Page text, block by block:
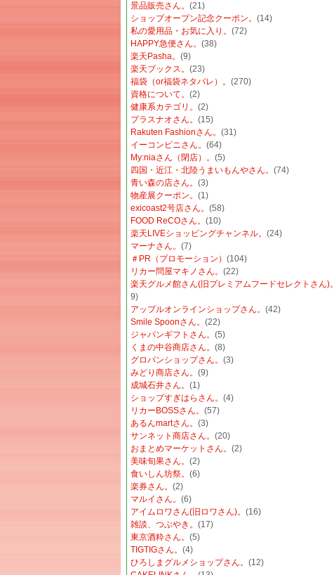
景品販売さん。 (21)
ショップオープン記念クーポン。 (14)
私の愛用品・お気に入り。 (72)
HAPPY急便さん。 (38)
楽天Pasha。 (9)
楽天ブックス。 (23)
福袋（or福袋ネタバレ）。 (270)
資格について。 (2)
健康系カテゴリ。 (2)
プラスナオさん。 (15)
Rakuten Fashionさん。 (31)
イーコンビニさん。 (64)
My:niaさん（閉店）。 (5)
四国・近江・北陸うまいもんやさん。 (74)
青い森の店さん。 (3)
物産展クーポン。 (1)
exicoast2号店さん。 (58)
FOOD ReCOさん。 (10)
楽天LIVEショッピングチャンネル。 (24)
マーナさん。 (7)
＃PR（プロモーション） (104)
リカー問屋マキノさん。 (22)
楽天グルメ館さん(旧プレミアムフードセレクトさん)。
9)
アップルオンラインショップさん。 (42)
Smile Spoonさん。 (22)
ジャパンギフトさん。 (5)
くまの中谷商店さん。 (8)
グロパンショップさん。 (3)
みどり商店さん。 (9)
成城石井さん。 (1)
ショップすぎはらさん。 (4)
リカーBOSSさん。 (57)
あるんmartさん。 (3)
サンネット商店さん。 (20)
おまとめマーケットさん。 (2)
美味旬果さん。 (2)
食いしん坊祭。 (6)
楽券さん。 (2)
マルイさん。 (6)
アイムロワさん(旧ロワさん)。 (16)
雑談、つぶやき。 (17)
東京酒粋さん。 (5)
TIGTIGさん。 (4)
ひろしまグルメショップさん。 (12)